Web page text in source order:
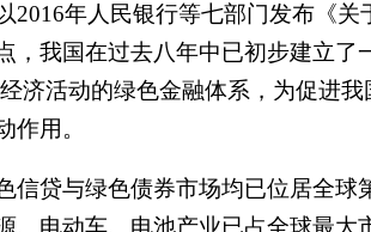
年人民银行等七部门发布《关
，我国在过去八年中已初步建立了
济活动的绿色金融体系，为促进
作用。
贷与绿色债券市场均已位居全球
、电动车、电池产业已占全球最大